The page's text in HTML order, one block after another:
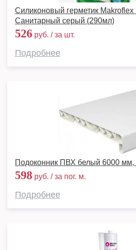
Силиконовый герметик Makroflex
Санитарный серый (290мл)
526 руб. / за шт.
Подробнее
Подоконник ПВХ белый 6000 мм,
598 руб. / за пог. м.
Подробнее